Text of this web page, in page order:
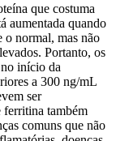
que costuma
aumentada quando
o normal, mas não
Portanto, os
início da
a 300 ng/mL
ser
ferritina também
comuns que não